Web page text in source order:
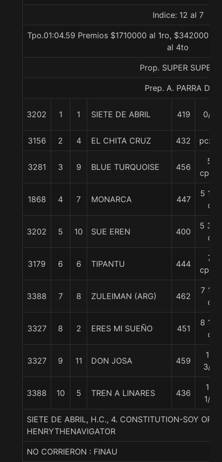
Indice: 12 al 7
Tpo.01:04.59 Premios $1710000 al 1ro, $342000
al 4to
Prop. SUPER SUPER
Prep. A. PARRA D.
3202 1 1 SIETE DE ABRIL 419 0/0
3156 2 4 EL CHITA CRUZ 432 pczo.
3281 3 9 BLUE TURQUOISE 456
5
cpos.
1868 4 7 MONARCA 447
5 1/4
c
3202 5 10 SUE EREN 400
5 3/4
c
3179 6 6 TIPANTU 444
7
cpos.
3388 7 8 ZULEIMAN (ARG) 462
7 1/4
c
3327 8 2 ERES MI SUEÑO 451
8 1/2
c
3327 9 11 DON JOSA 459
10
3/4
3388 10 5 TREN A LINARES 436
12
1/4
SIETE DE ABRIL, H.C., 4. CONSTITUTION-SOY
HENRYTHENAVIGATOR
NO CORRIERON : FINAU